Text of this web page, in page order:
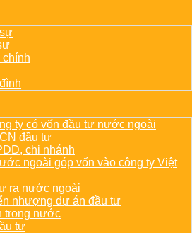
chính
ty có vốn đầu tư nước ngoài
đầu tư
chi nhánh
ngoài góp vốn vào công ty Việt
ra nước ngoài
nhượng dự án đầu tư
trong nước
tư